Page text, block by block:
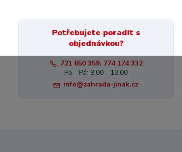
Potřebujete poradit s
objednávkou?
721 650 359, 774 174 332
Po - Pá: 9:00 - 18:00
info@zahrada-jinak.cz